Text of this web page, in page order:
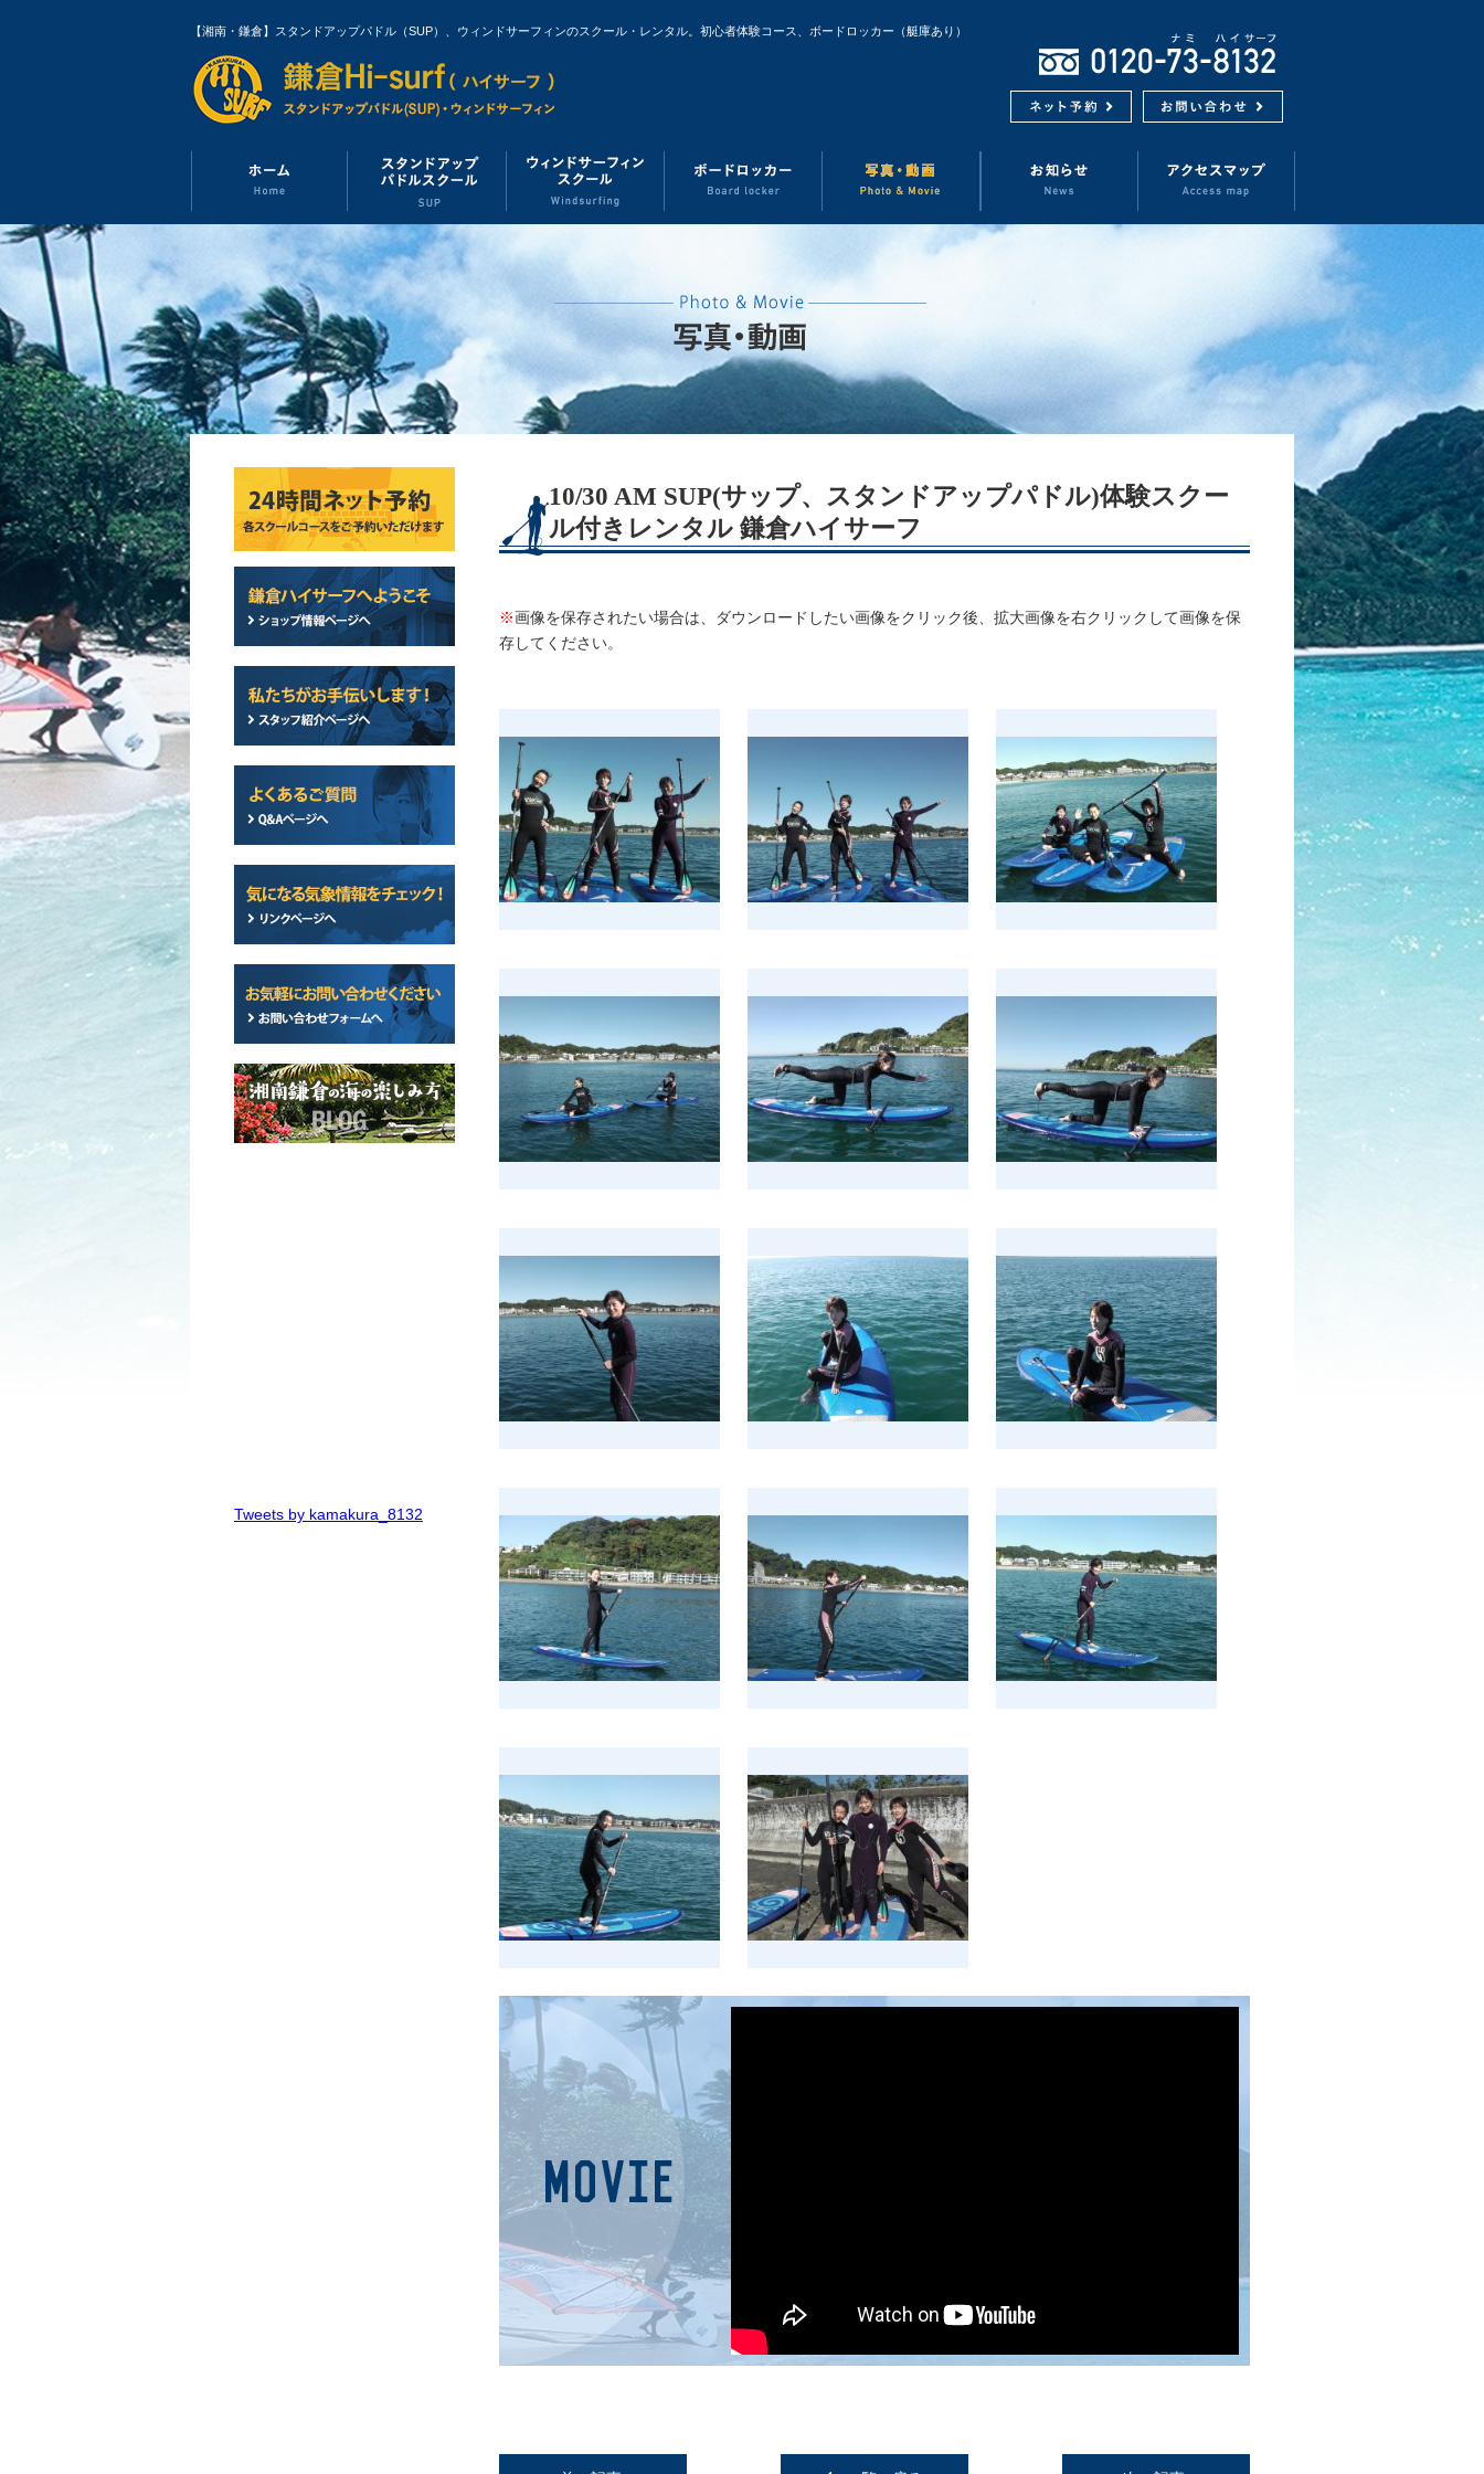
【湘南・鎌倉】スタンドアップパドル（SUP）、ウィンドサーフィンのスクール・レンタル。初心者体験コース、ボードロッカー（艇庫あり）
10/30 AM SUP(サップ、スタンドアップパドル)体験スクー
ル付きレンタル 鎌倉ハイサーフ
※画像を保存されたい場合は、ダウンロードしたい画像をクリック後、拡大画像を右クリックして画像を保
存してください。
Tweets by kamakura_8132